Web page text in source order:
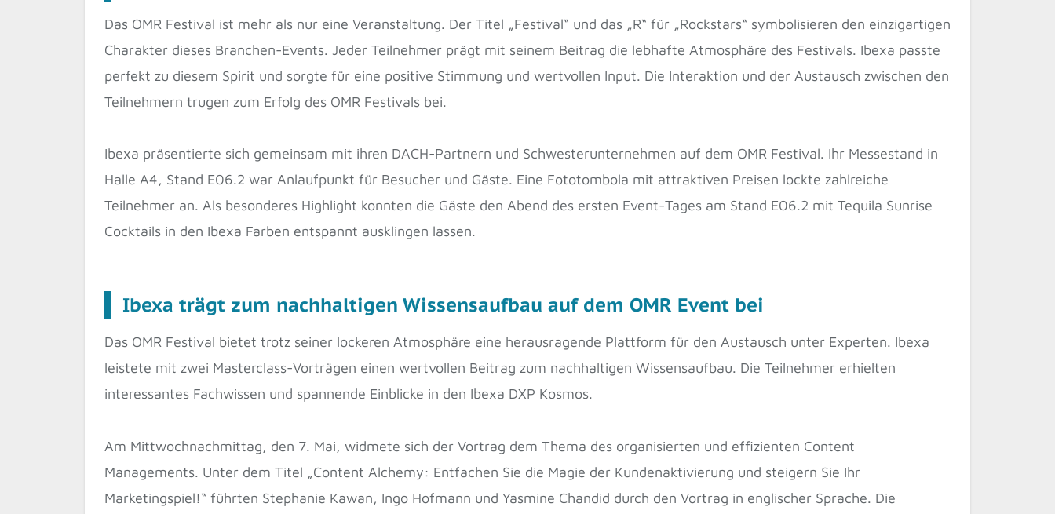
Das OMR Festival ist mehr als nur eine Veranstaltung. Der Titel „Festival“ und das „R“ für „Rockstars“ symbolisieren den einzigartigen
Charakter dieses Branchen-Events. Jeder Teilnehmer prägt mit seinem Beitrag die lebhafte Atmosphäre des Festivals. Ibexa passte
perfekt zu diesem Spirit und sorgte für eine positive Stimmung und wertvollen Input. Die Interaktion und der Austausch zwischen den
Teilnehmern trugen zum Erfolg des OMR Festivals bei.
Ibexa präsentierte sich gemeinsam mit ihren DACH-Partnern und Schwesterunternehmen auf dem OMR Festival. Ihr Messestand in
Halle A4, Stand E06.2 war Anlaufpunkt für Besucher und Gäste. Eine Fototombola mit attraktiven Preisen lockte zahlreiche
Teilnehmer an. Als besonderes Highlight konnten die Gäste den Abend des ersten Event-Tages am Stand E06.2 mit Tequila Sunrise
Cocktails in den Ibexa Farben entspannt ausklingen lassen.
Ibexa trägt zum nachhaltigen Wissensaufbau auf dem OMR Event bei
Das OMR Festival bietet trotz seiner lockeren Atmosphäre eine herausragende Plattform für den Austausch unter Experten. Ibexa
leistete mit zwei Masterclass-Vorträgen einen wertvollen Beitrag zum nachhaltigen Wissensaufbau. Die Teilnehmer erhielten
interessantes Fachwissen und spannende Einblicke in den Ibexa DXP Kosmos.
Am Mittwochnachmittag, den 7. Mai, widmete sich der Vortrag dem Thema des organisierten und effizienten Content
Managements. Unter dem Titel „Content Alchemy: Entfachen Sie die Magie der Kundenaktivierung und steigern Sie Ihr
Marketingspiel!“ führten Stephanie Kawan, Ingo Hofmann und Yasmine Chandid durch den Vortrag in englischer Sprache. Die